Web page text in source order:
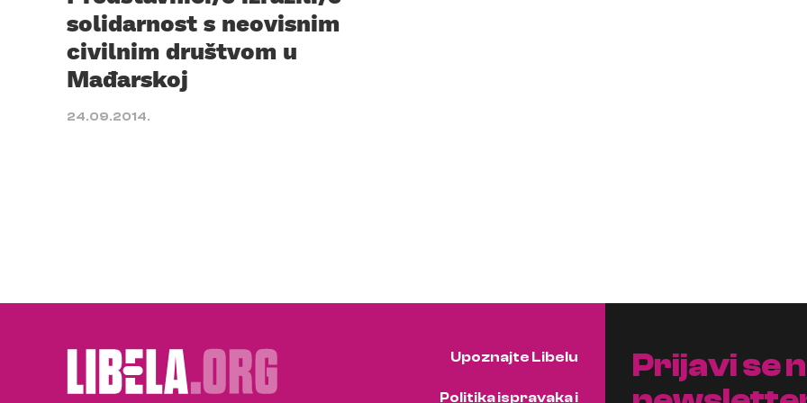
solidarnost s neovisnim
civilnim društvom u
Mađarskoj
24.09.2014.
Upoznajte Libelu
Politika ispravaka i
Prijavi se